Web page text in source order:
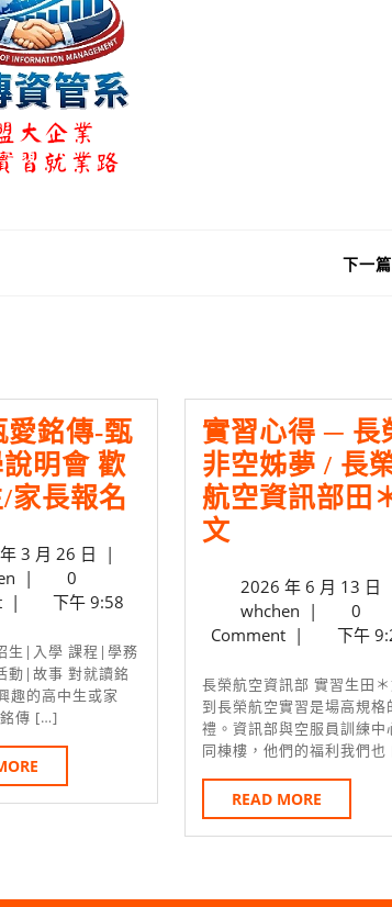
下一篇
愛銘傳-甄
明會 歡
家長報名
甄
歡
3 月 26 日 2025
3
26
日
|
whchen
|
0
| 下午 9:58
動|故事 對就讀銘
趣的高中生或家
傳 […]
READ
MORE
實習心得 ─ 長
非空姊夢 / 長
航空資訊部田
文
心
得 ─
榮
非
空
姊
夢
長
2026 年 6 月 13 日
6
whchen whchen
|
0
Comment | 下午
長榮航空資訊部 實習生田＊文
到長榮航空實習是場高規格
禮。資訊部與空服員訓練中
同棟樓，他們的福利我們
READ MORE
MORE